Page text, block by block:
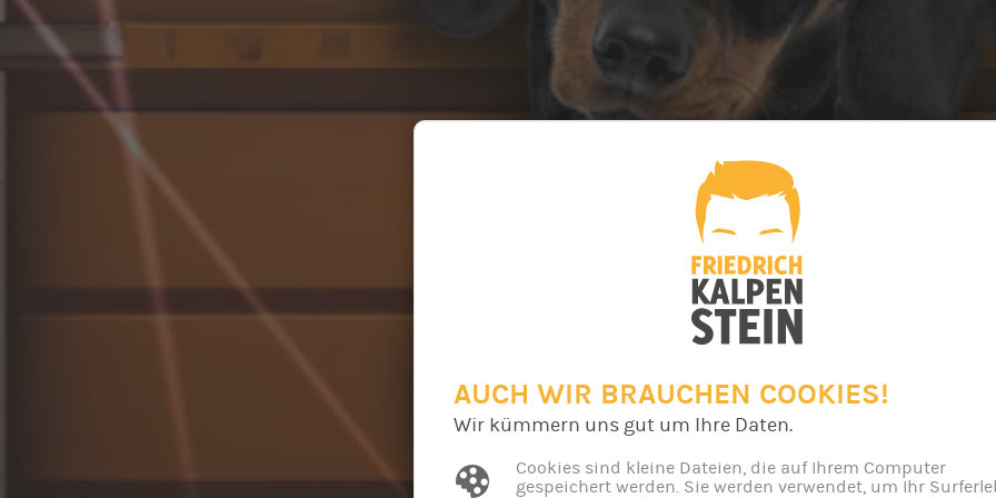
AUCH WIR BRAUCHEN COOKIES!
Wir kümmern uns gut um Ihre Daten.
Cookies sind kleine Dateien, die auf Ihrem Computer
gespeichert werden. Sie werden verwendet, um Ihr